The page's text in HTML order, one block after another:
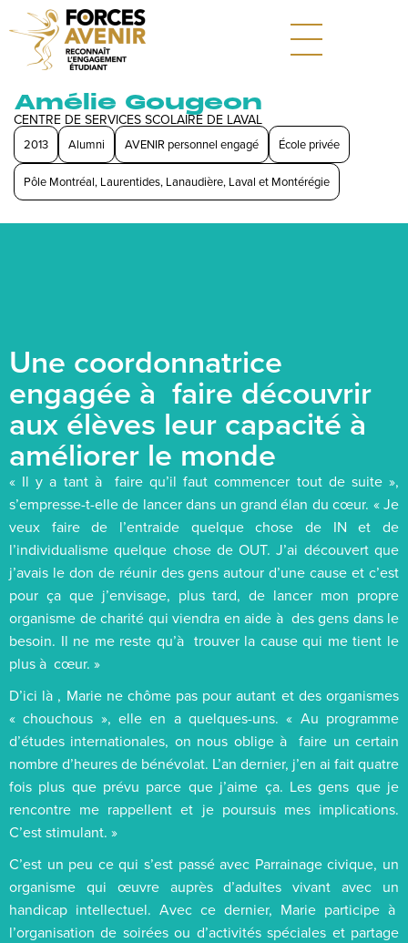
Amélie Gougeon
CENTRE DE SERVICES SCOLAIRE DE LAVAL
2013 Alumni AVENIR personnel engagé École privée
Pôle Montréal, Laurentides, Lanaudière, Laval et Montérégie
Une coordonnatrice
engagée à faire découvrir
aux élèves leur capacité à
améliorer le monde
« Il y a tant à faire qu’il faut commencer tout de suite »,
s’empresse-t-elle de lancer dans un grand élan du cœur. « Je
veux faire de l’entraide quelque chose de IN et de
l’individualisme quelque chose de OUT. J’ai découvert que
j’avais le don de réunir des gens autour d’une cause et c’est
pour ça que j’envisage, plus tard, de lancer mon propre
organisme de charité qui viendra en aide à des gens dans le
besoin. Il ne me reste qu’à trouver la cause qui me tient le
plus à cœur. »
D’ici là , Marie ne chôme pas pour autant et des organismes
« chouchous », elle en a quelques-uns. « Au programme
d’études internationales, on nous oblige à faire un certain
nombre d’heures de bénévolat. L’an dernier, j’en ai fait quatre
fois plus que prévu parce que j’aime ça. Les gens que je
rencontre me rappellent et je poursuis mes implications.
C’est stimulant. »
C’est un peu ce qui s’est passé avec Parrainage civique, un
organisme qui œuvre auprès d’adultes vivant avec un
handicap intellectuel. Avec ce dernier, Marie participe à
l’organisation de soirées ou d’activités spéciales et partage